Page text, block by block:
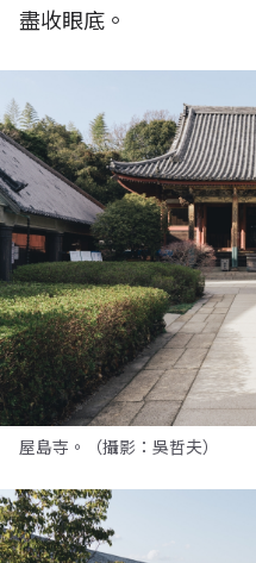
盡收眼底。
屋島寺。（攝影：吳哲夫）